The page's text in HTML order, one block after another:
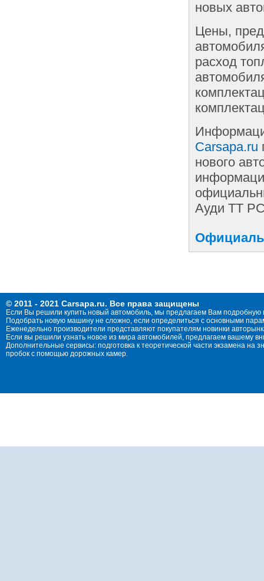
новых
Цены,
расход
Carsapa.ru
нового
Ауди ТТ
© 2011 - 2021 Carsapa.ru. Все права защищены
Если Вы решили купить новый автомобиль, мы предлагаем Вам
Подобрать новую машину не сложно, если определиться с основными
Еженедельно производители представляют покупателям новинки
Если вы решили узнать новое из мира автомобилей, предлагаем вашему
Дополнительные сервисы: подготовка к теоретической части экзамена
пробок с помощью дорожных камер.